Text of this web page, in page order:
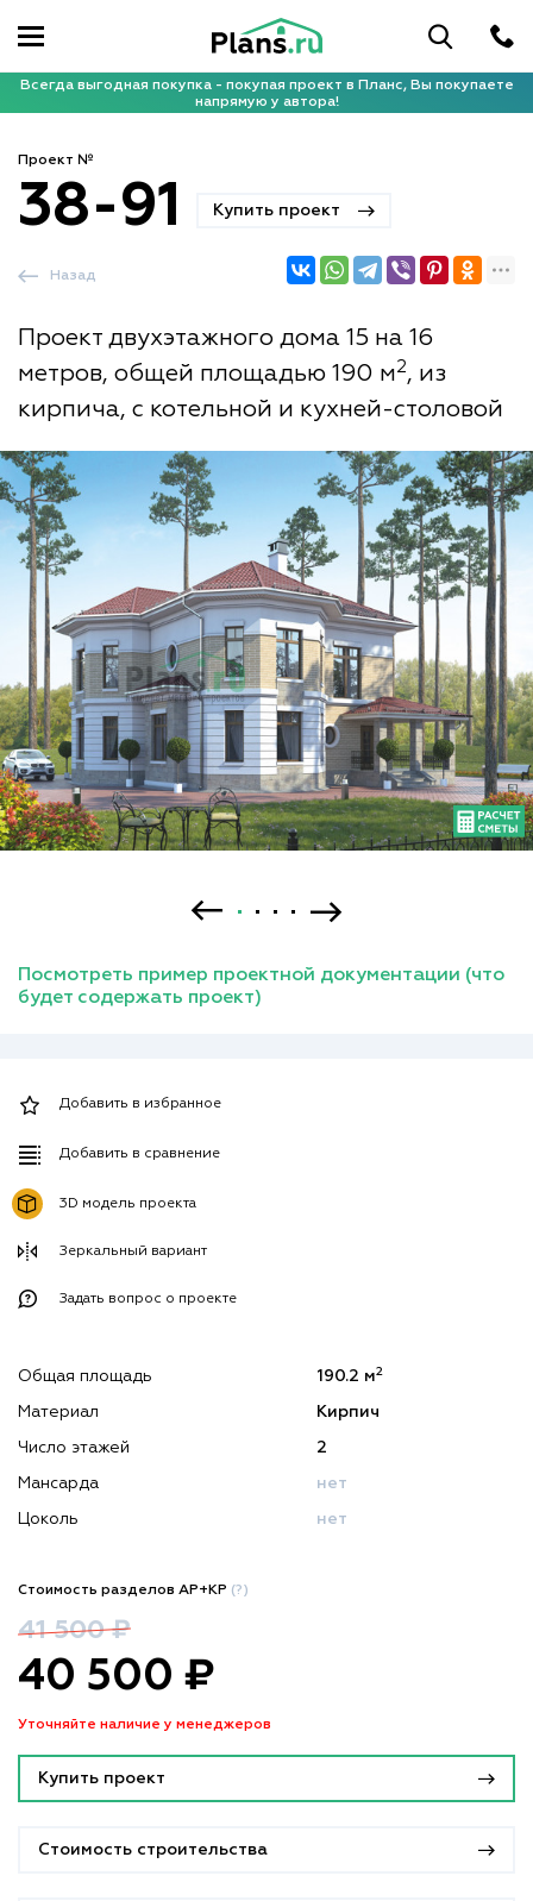
Всегда выгодная покупка - покупая проект в Планс, Вы покупаете
напрямую у автора!
Проект №
38-91 Купить проект
Проект двухэтажного дома 15 на 16
метров, общей площадью 190 м2, из
кирпича, с котельной и кухней-столовой
Назад
Посмотреть пример проектной документации (что
будет содержать проект)
Добавить в избранное
Добавить в сравнение
3D модель проекта
Зеркальный вариант
Задать вопрос о проекте
Общая площадь 190.2 м2
Материал Кирпич
Число этажей 2
Мансарда нет
Цоколь нет
Стоимость разделов АР+КР (?)
41 500 ₽
40 500 ₽
Уточняйте наличие у менеджеров
Купить проект
Стоимость строительства